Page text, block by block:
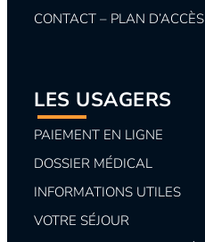
CONTACT – PLAN D’ACCÈS
LES USAGERS
PAIEMENT EN LIGNE
DOSSIER MÉDICAL
INFORMATIONS UTILES
VOTRE SÉJOUR